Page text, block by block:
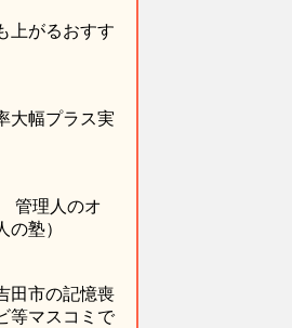
上がるおすす
大幅プラス実
管理人のオ
の塾）
田市の記憶喪
等マスコミで